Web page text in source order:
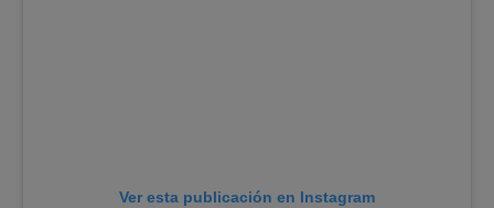
Ver esta publicación en Instagram